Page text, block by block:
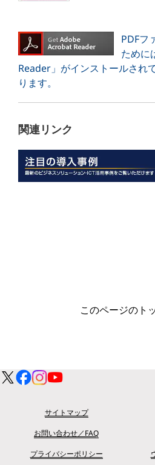
PDFフ
ために
Reader」がインストールされ
ります。
関連リンク
このページのト
サイトマップ
お問い合わせ／FAQ
プライバシーポリシー